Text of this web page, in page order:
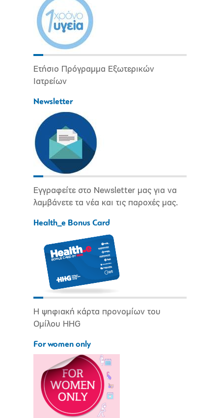
Ετήσιο Πρόγραμμα Εξωτερικών
Ιατρείων
Newsletter
Εγγραφείτε στο Newsletter μας για να
λαμβάνετε τα νέα και τις παροχές μας.
Health_e Bonus Card
Η ψηφιακή κάρτα προνομίων του
Ομίλου HHG
For women only